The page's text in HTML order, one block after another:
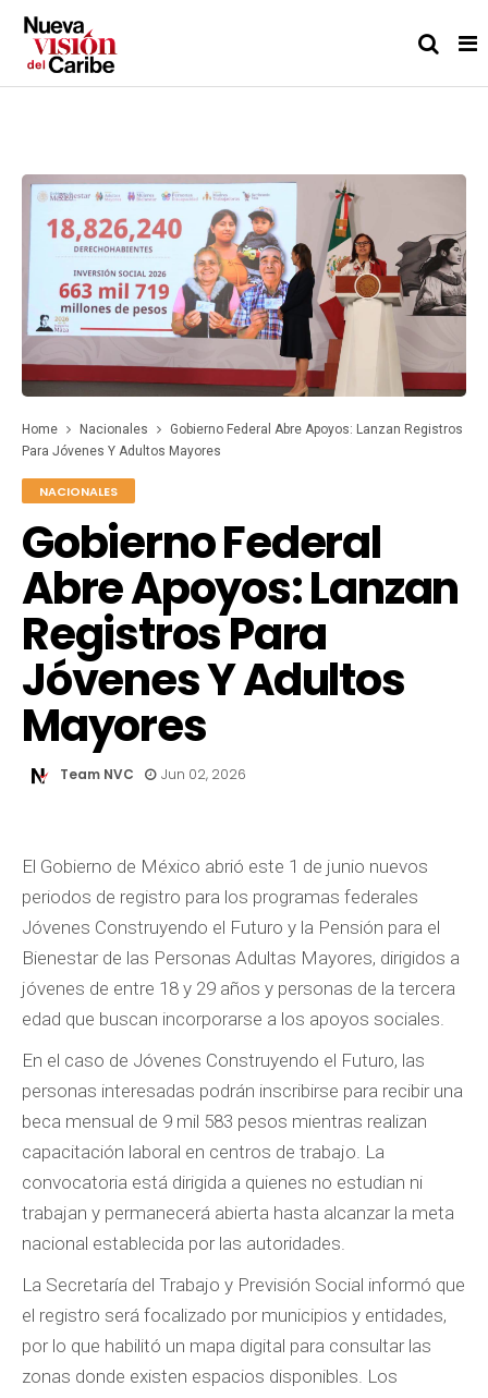
Home Nacionales
Gobierno Federal Abre Apoyos: Lanzan Registros
Para Jóvenes Y Adultos Mayores
NACIONALES
Gobierno Federal
Abre Apoyos: Lanzan
Registros Para
Jóvenes Y Adultos
Mayores
Team NVC Jun 02, 2026
El Gobierno de México abrió este 1 de junio nuevos
periodos de registro para los programas federales
Jóvenes Construyendo el Futuro y la Pensión para el
Bienestar de las Personas Adultas Mayores, dirigidos a
jóvenes de entre 18 y 29 años y personas de la tercera
edad que buscan incorporarse a los apoyos sociales.
En el caso de Jóvenes Construyendo el Futuro, las
personas interesadas podrán inscribirse para recibir una
beca mensual de 9 mil 583 pesos mientras realizan
capacitación laboral en centros de trabajo. La
convocatoria está dirigida a quienes no estudian ni
trabajan y permanecerá abierta hasta alcanzar la meta
nacional establecida por las autoridades.
La Secretaría del Trabajo y Previsión Social informó que
el registro será focalizado por municipios y entidades,
por lo que habilitó un mapa digital para consultar las
zonas donde existen espacios disponibles. Los